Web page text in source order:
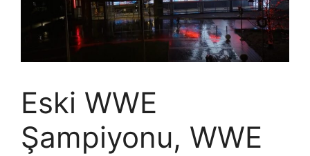
Eski WWE
Şampiyonu, WWE